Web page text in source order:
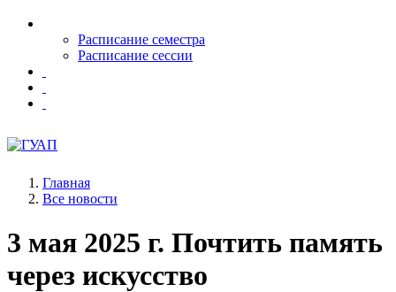
Расписание семестра
Расписание сессии
Главная
Все новости
3 мая 2025 г. Почтить память
через искусство